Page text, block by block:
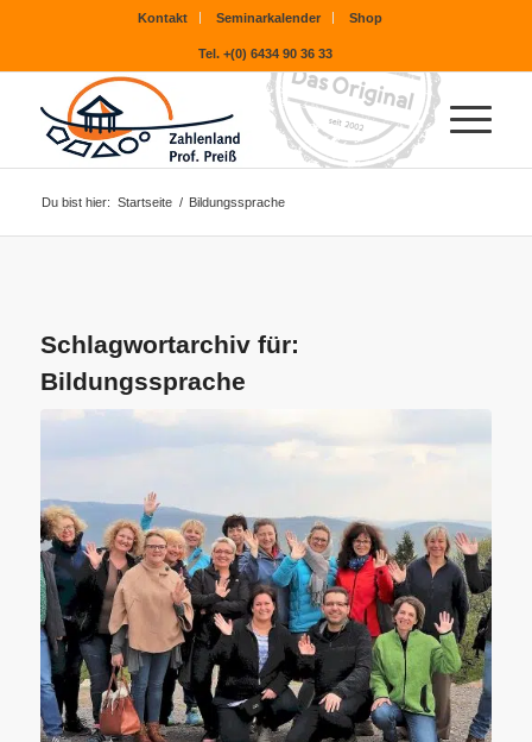
Kontakt Seminarkalender Shop
Tel. +(0) 6434 90 36 33
Du bist hier: Startseite / Bildungssprache
Schlagwortarchiv für:
Bildungssprache